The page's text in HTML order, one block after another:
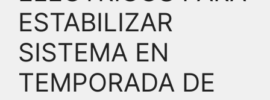
ESTABILIZAR
SISTEMA EN
TEMPORADA DE